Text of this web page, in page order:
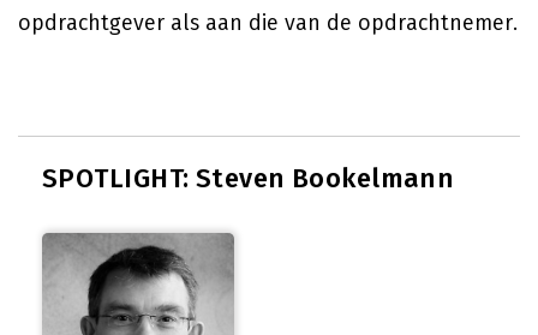
opdrachtgever als aan die van de opdrachtnemer.
SPOTLIGHT: Steven Bookelmann